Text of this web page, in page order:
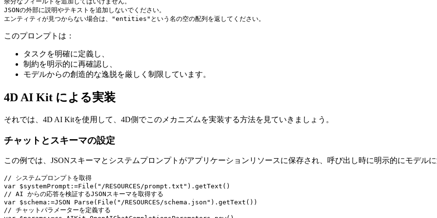
JSONの外部に説明やテキストを追加しないでください。
このプロンプトは：
タスクを明確に定義し、
制約を明示的に再確認し、
モデルからの創造的な逸脱を厳しく制限しています。
4D AI Kit による実装
それでは、4D AI Kitを使用して、4D側でこのメカニズムを実装する方法を見ていきましょう。
チャットとスキーマの設定
この例では、JSONスキーマとシステムプロンプトがアプリケーションリソースに保存され、呼び出し時に明示的にモデルに
// システムプロンプトを取得
var $systemPrompt:=File("/RESOURCES/prompt.txt").getText()
// AI からの応答を検証するJSONスキーマを取得する
var $schema:=JSON Parse(File("/RESOURCES/schema.json").getText())
// チャットパラメーターを定義する